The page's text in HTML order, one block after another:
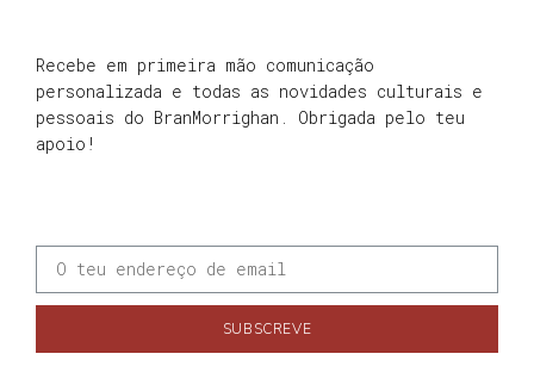
Recebe em primeira mão comunicação
personalizada e todas as novidades culturais e
pessoais do BranMorrighan. Obrigada pelo teu
apoio!
SUBSCREVE